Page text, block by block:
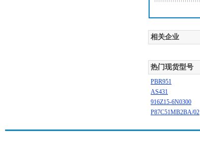
相关企业
热门现货型号
PBR951
AS431
916Z15-6N0300
P87C51MB2BA/02